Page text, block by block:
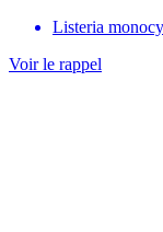
Listeria
Voir le rappel